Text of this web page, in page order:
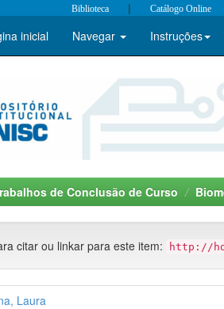
Biblioteca | Catálogo Online
inicial Navegar Instruções
de Conclusão de Curso
citar ou linkar para este item: http://
Laura